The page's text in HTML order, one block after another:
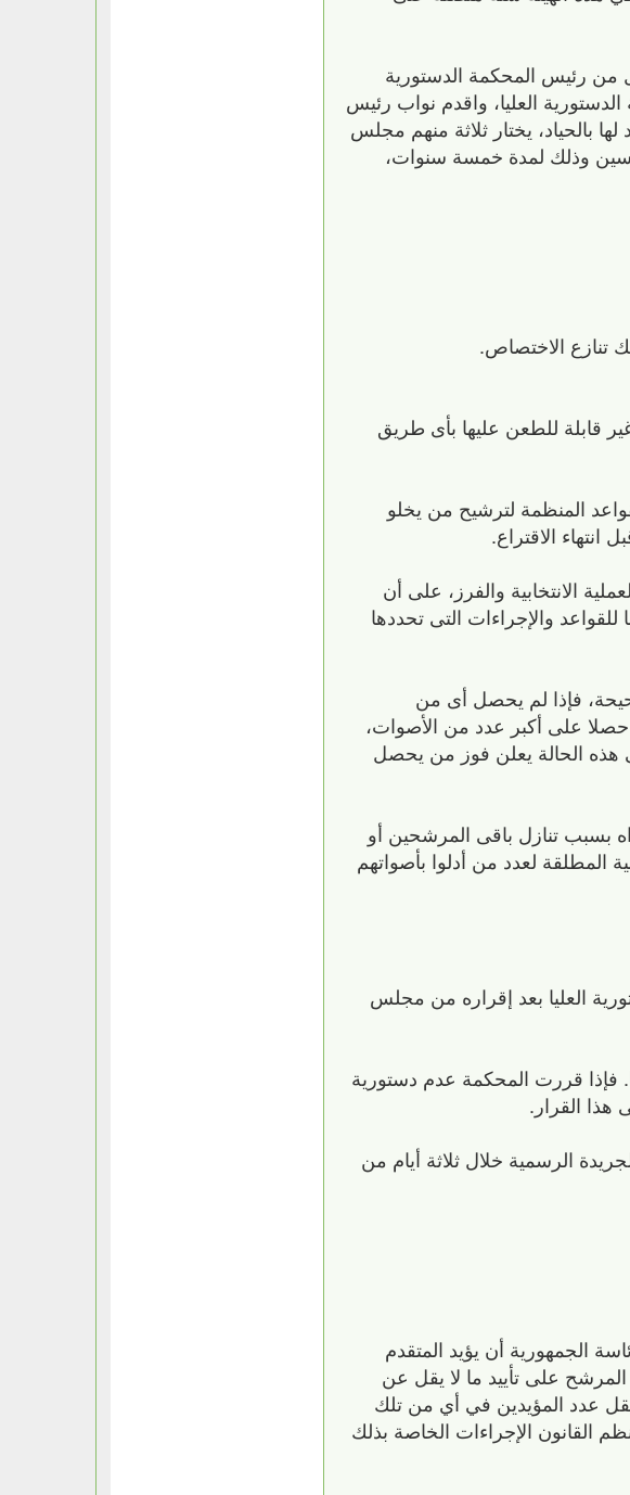
من رئيس المحكمة الدستورية
العليا، واقدم نواب رئيس
يختار ثلاثة منهم مجلس
وذلك لمدة خمسة سنوات،
غير قابلة للطعن عليها بأى طريق
المنظمة لترشيح من يخلو
الاقتراع.
الانتخابية والفرز، على أن
والإجراءات التى تحددها
فإذا لم يحصل أى من
حصلا على أكبر عدد من الأصوات،
هذه الحالة يعلن فوز من يحصل
بسبب تنازل باقى المرشحين أو
المطلقة لعدد من أدلوا بأصواتهم
العليا بعد إقراره من مجلس
قررت المحكمة عدم دستورية
القرار.
الرسمية خلال ثلاثة أيام من
الجمهورية أن يؤيد المتقدم
على تأييد ما لا يقل عن
عدد المؤيدين في أي من تلك
القانون الإجراءات الخاصة بذلك